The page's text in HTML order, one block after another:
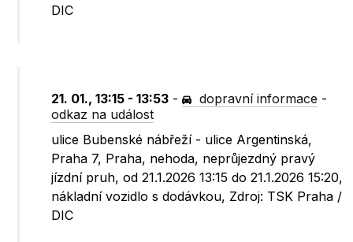
DIC
21. 01., 13:15 - 13:53 - dopravní informace -
odkaz na událost
ulice Bubenské nábřeží - ulice Argentinská,
Praha 7, Praha, nehoda, neprůjezdný pravý
jízdní pruh, od 21.1.2026 13:15 do 21.1.2026 15:20,
nákladní vozidlo s dodávkou, Zdroj: TSK Praha /
DIC